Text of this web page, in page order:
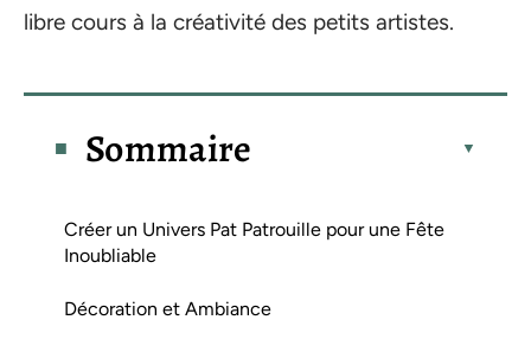
libre cours à la créativité des petits artistes.
Sommaire
Créer un Univers Pat Patrouille pour une Fête
Inoubliable
Décoration et Ambiance